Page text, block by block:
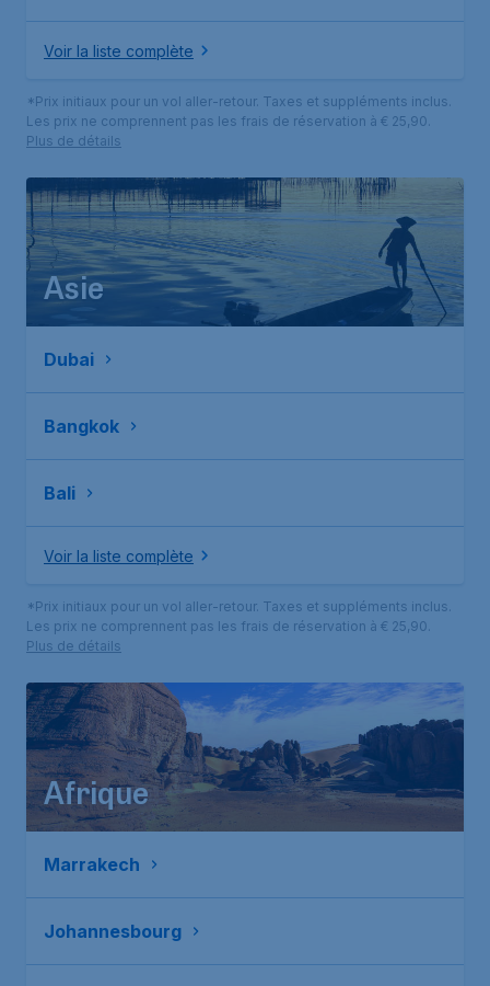
Voir la liste complète
*Prix initiaux pour un vol aller-retour. Taxes et suppléments inclus.
Les prix ne comprennent pas les frais de réservation à € 25,90.
Plus de détails
Asie
Dubai
Bangkok
Bali
Voir la liste complète
*Prix initiaux pour un vol aller-retour. Taxes et suppléments inclus.
Les prix ne comprennent pas les frais de réservation à € 25,90.
Plus de détails
Afrique
Marrakech
Johannesbourg